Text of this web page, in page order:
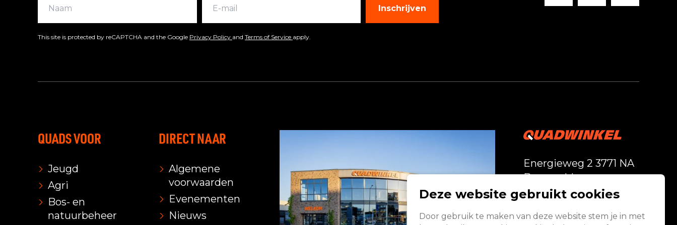
Inschrijven
This site is protected by reCAPTCHA and the Google Privacy Policy and Terms of Service apply.
QUADS VOOR
Jeugd
Agri
Bos- en
natuurbeheer
DIRECT NAAR
Algemene
voorwaarden
Evenementen
Nieuws
Energieweg 2 3771 NA
Barneveld
van 08:00 - 17:00
Deze website gebruikt cookies
Door gebruik te maken van deze website stem je in met